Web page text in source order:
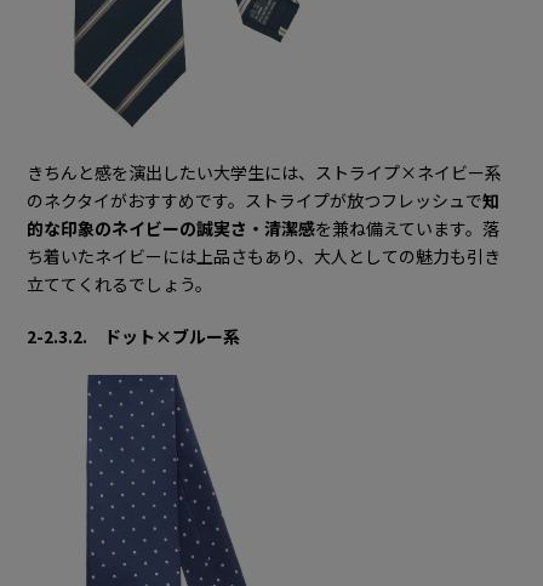
きちんと感を演出したい大学生には、ストライプ×ネイビー系
のネクタイがおすすめです。ストライプが放つフレッシュで知
的な印象のネイビーの誠実さ・清潔感を兼ね備えています。落
ち着いたネイビーには上品さもあり、大人としての魅力も引き
立ててくれるでしょう。
2-2.3.2. ドット×ブルー系